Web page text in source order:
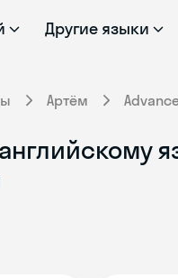
Другие языки
Артём